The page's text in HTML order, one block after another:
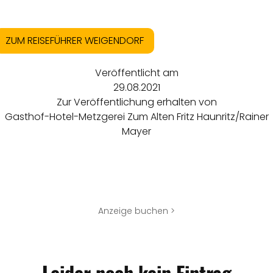
ZUM REISEFÜHRER WEIGENDORF
Veröffentlicht am
29.08.2021
Zur Veröffentlichung erhalten von
Gasthof-Hotel-Metzgerei Zum Alten Fritz Haunritz/Rainer
Mayer
Anzeige buchen >